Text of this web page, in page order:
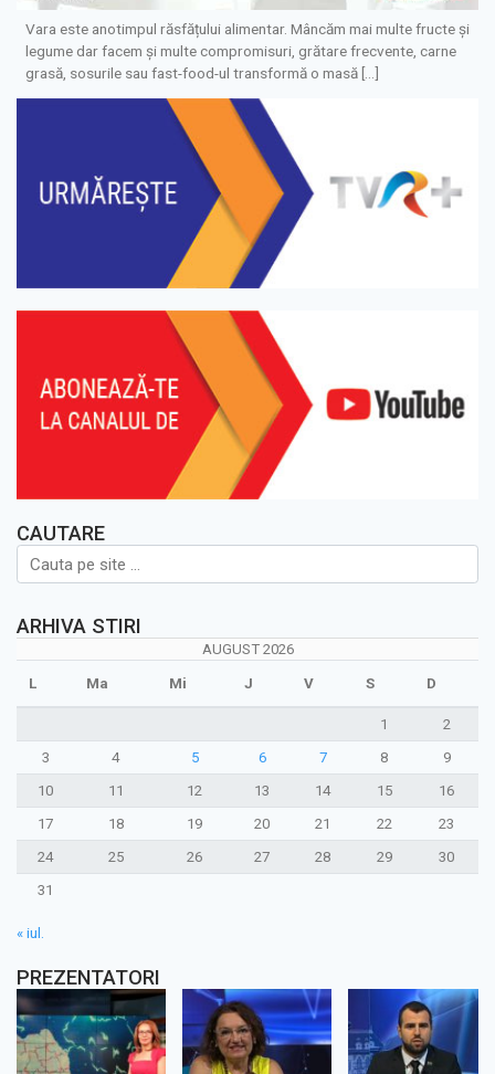
Vara este anotimpul răsfățului alimentar. Mâncăm mai multe fructe și
legume dar facem și multe compromisuri, grătare frecvente, carne
grasă, sosurile sau fast-food-ul transformă o masă […]
CAUTARE
ARHIVA STIRI
AUGUST 2026
L Ma Mi J V S D
1
2
3
4 5 6 7 8
9
10
11 12 13 14 15
16
17
18 19 20 21 22
23
24
25 26 27 28 29
30
31
« iul.
PREZENTATORI